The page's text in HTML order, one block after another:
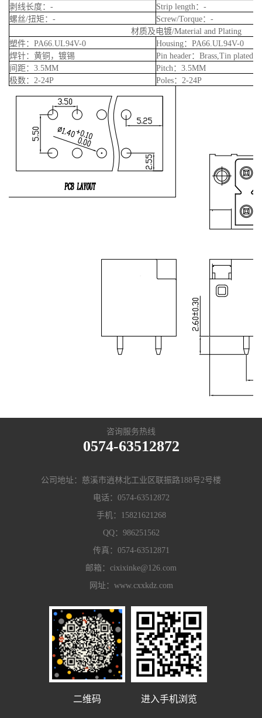
剥线长度：-
Strip length：-
螺丝/扭矩：-
Screw/Torque：-
材质及电镀/Material and Plating
塑件：PA66.UL94V-0
Housing：PA66.UL94V-0
焊针：黄铜，镀锡
Pin header：Brass,Tin plated
间距：3.5MM
Pitch：3.5MM
极数：2-24P
Poles：2-24P
咨询服务热线
0574-63512872
公司地址：慈溪市逍林北工业区联振路188号2号楼
电话： 0574-63512872
手机： 15821621268
QQ： 986251562
传真：0574-63512871
邮箱： cixixinke@126.com
网址： www.cxxkdz.com
二维码 进入手机浏览